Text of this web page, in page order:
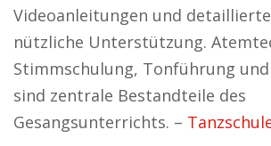
Videoanleitungen und
nützliche Unterstützung.
Stimmschulung, Tonführung
sind zentrale Bestandteile des
Gesangsunterrichts. –